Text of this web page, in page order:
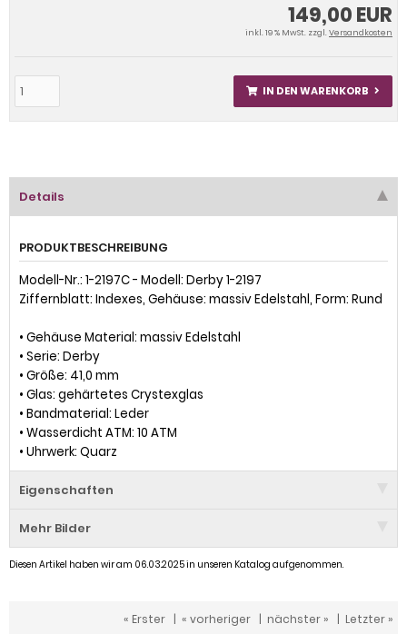
149,00 EUR
inkl. 19 % MwSt. zzgl.Versandkosten
IN DEN WARENKORB
Details
PRODUKTBESCHREIBUNG
Modell-Nr.: 1-2197C - Modell: Derby 1-2197
Ziffernblatt: Indexes, Gehäuse: massiv Edelstahl, Form: Rund
• Gehäuse Material: massiv Edelstahl
• Serie: Derby
• Größe: 41,0 mm
• Glas: gehärtetes Crystexglas
• Bandmaterial: Leder
• Wasserdicht ATM: 10 ATM
• Uhrwerk: Quarz
Eigenschaften
Mehr Bilder
Diesen Artikel haben wir am 06.03.2025 in unseren Katalog aufgenommen.
« Erster | « vorheriger | nächster » | Letzter »